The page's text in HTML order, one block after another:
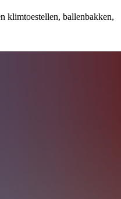
klimtoestellen, ballenbakken,